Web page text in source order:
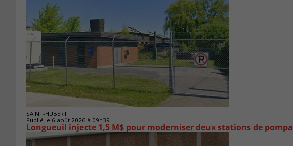
SAINT-HUBERT
Publié le 6 août 2026 à 09h39
Longueuil injecte 1,5 M$ pour moderniser deux stations de